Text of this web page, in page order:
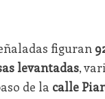
figuran
levantadas,
de la calle